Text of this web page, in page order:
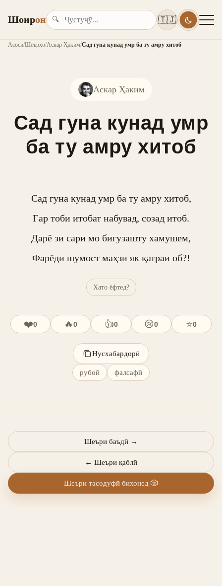
Шоирон 🔍 🇹🇯
Асосӣ/Шеърҳо/Аскар Ҳаким/Сад гуна кунад умр ба ту амру хитоб
Аскар Ҳаким
Сад гуна кунад умр
ба ту амру хитоб
Сад гуна кунад умр ба ту амру хитоб,
Гар тоби итобат набувад, созад итоб.
Дарё зи сари мо бигузашту хамушем,
Фарёди шумост маҳзи як қатраи об?!
Хато ёфтед?
❤️0 🔥0 👍0 😢0 ⭐0
Нусхабардорӣ
рубоӣ фалсафӣ
← Шеъри қаблӣ
Шеъри баъдӣ →
Шеъри тасодуфӣ бихонед 🎲